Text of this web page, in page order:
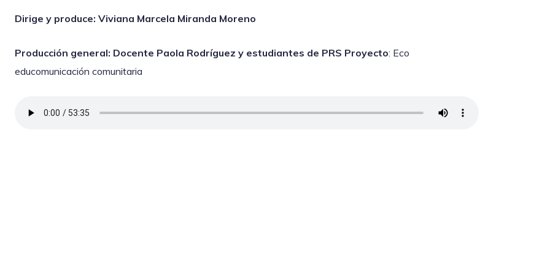
Dirige y produce: Viviana Marcela Miranda Moreno
Producción general: Docente Paola Rodríguez y estudiantes de PRS Proyecto: Eco
educomunicación comunitaria